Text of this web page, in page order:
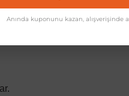
veya bu kodlarla
Anında kuponunu kazan, alışverişinde